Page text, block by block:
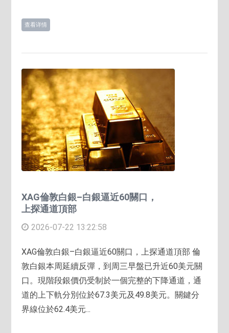
查看详情
XAG倫敦白銀–白銀逼近60關口，
上探通道頂部
2026-07-22 13:22:58
XAG倫敦白銀–白銀逼近60關口，上探通道頂部 倫
敦白銀本周延續反彈，到周三早盤已升近60美元關
口。現階段銀價仍受制於一個完整的下降通道，通
道的上下軌分別位於67.3美元及49.8美元。關鍵分
界線位於62.4美元...